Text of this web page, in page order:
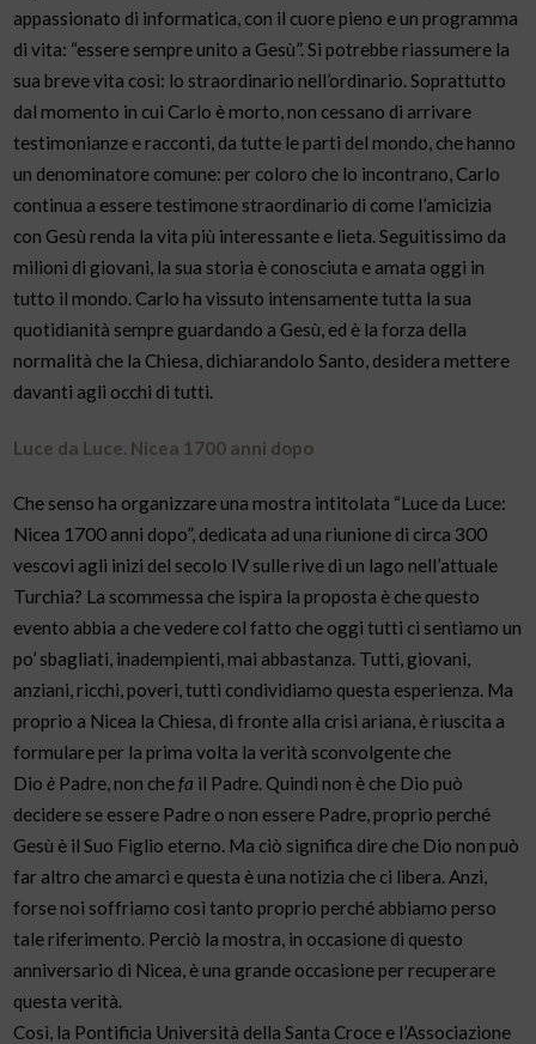
appassionato di informatica, con il cuore pieno e un programma
di vita: “essere sempre unito a Gesù”. Si potrebbe riassumere la
sua breve vita così: lo straordinario nell’ordinario. Soprattutto
dal momento in cui Carlo è morto, non cessano di arrivare
testimonianze e racconti, da tutte le parti del mondo, che hanno
un denominatore comune: per coloro che lo incontrano, Carlo
continua a essere testimone straordinario di come l’amicizia
con Gesù renda la vita più interessante e lieta. Seguitissimo da
milioni di giovani, la sua storia è conosciuta e amata oggi in
tutto il mondo. Carlo ha vissuto intensamente tutta la sua
quotidianità sempre guardando a Gesù, ed è la forza della
normalità che la Chiesa, dichiarandolo Santo, desidera mettere
davanti agli occhi di tutti.
Luce da Luce. Nicea 1700 anni dopo
Che senso ha organizzare una mostra intitolata “Luce da Luce:
Nicea 1700 anni dopo”, dedicata ad una riunione di circa 300
vescovi agli inizi del secolo IV sulle rive di un lago nell’attuale
Turchia? La scommessa che ispira la proposta è che questo
evento abbia a che vedere col fatto che oggi tutti ci sentiamo un
po’ sbagliati, inadempienti, mai abbastanza. Tutti, giovani,
anziani, ricchi, poveri, tutti condividiamo questa esperienza. Ma
proprio a Nicea la Chiesa, di fronte alla crisi ariana, è riuscita a
formulare per la prima volta la verità sconvolgente che
Dioè Padre, non chefa il Padre. Quindi non è che Dio può
decidere se essere Padre o non essere Padre, proprio perché
Gesù è il Suo Figlio eterno. Ma ciò significa dire che Dio non può
far altro che amarci e questa è una notizia che ci libera. Anzi,
forse noi soffriamo così tanto proprio perché abbiamo perso
tale riferimento. Perciò la mostra, in occasione di questo
anniversario di Nicea, è una grande occasione per recuperare
questa verità.
Così, la Pontificia Università della Santa Croce e l’Associazione